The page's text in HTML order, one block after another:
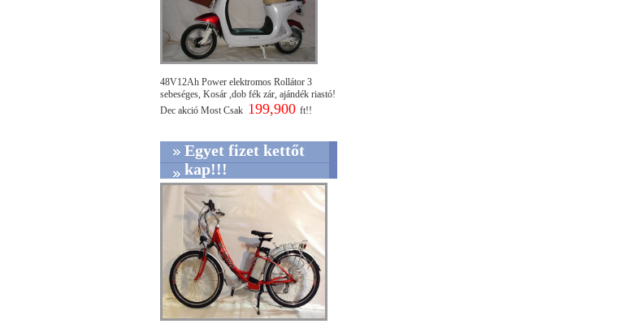
48V12Ah Power elektromos Rollátor 3
sebeséges, Kosár ,dob fék zár, ajándék riastó!
Dec akció Most Csak 199,900 ft!!
Egyet fizet kettőt
kap!!!